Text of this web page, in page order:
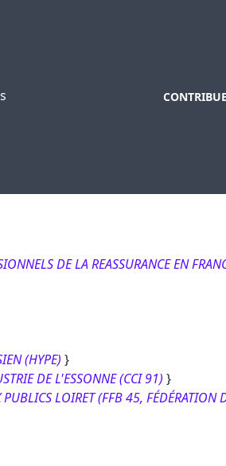
DE LA REASSURANCE EN
(HYPE) }
DE L'ESSONNE (CCI 91) }
LOIRET (FFB 45, FÉDÉRATION